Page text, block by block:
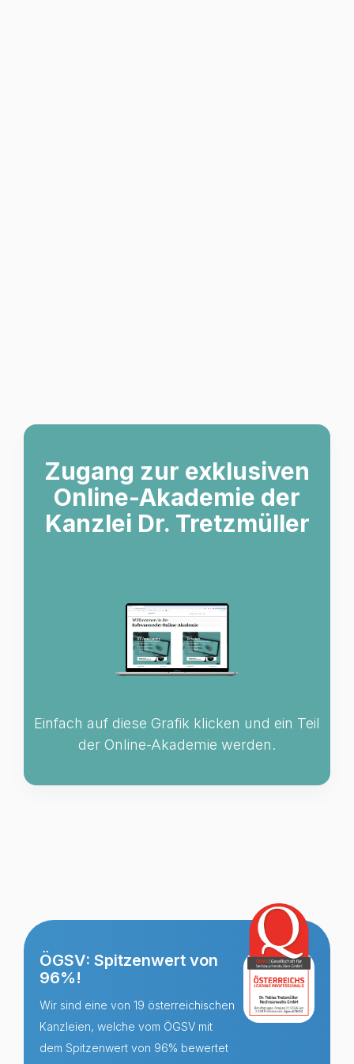
Zugang zur exklusiven
Online-Akademie der
Kanzlei Dr. Tretzmüller
Einfach auf diese Grafik klicken und ein Teil
der Online-Akademie werden.
ÖGSV: Spitzenwert von
96%!
Wir sind eine von 19 österreichischen
Kanzleien, welche vom ÖGSV mit
dem Spitzenwert von 96% bewertet